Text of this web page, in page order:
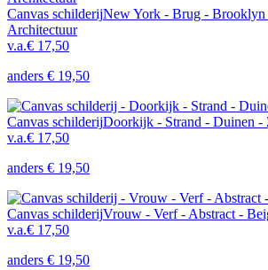
Canvas schilderijNew York - Brug -
Architectuur
v.a.€ 17,50
anders € 19,50
Canvas schilderijDoorkijk - Strand - Duinen -
v.a.€ 17,50
anders € 19,50
Canvas schilderijVrouw - Verf - Abstract -
v.a.€ 17,50
anders € 19,50